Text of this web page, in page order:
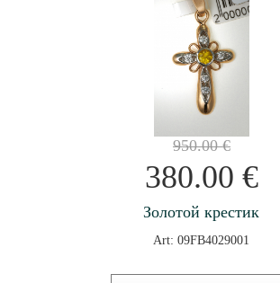
950.00€
380.00 €
Золотой крестик
Art: 09FB4029001